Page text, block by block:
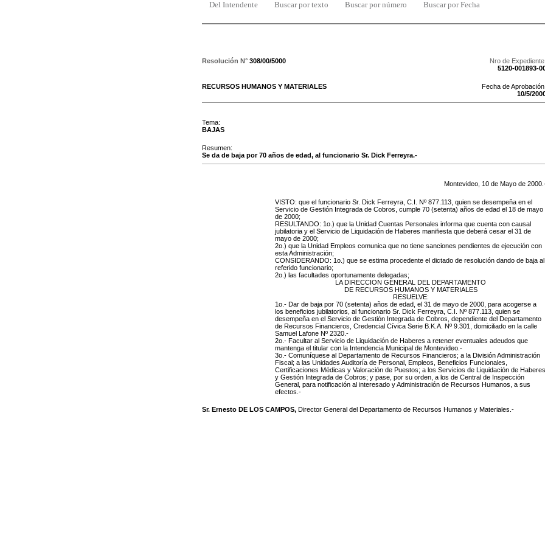
Del Intendente Buscar por texto Buscar por número Buscar por Fecha
Resolución N° 308/00/5000
Nro de
5120-001893-
RECURSOS HUMANOS Y MATERIALES
Fecha de
10/5/
Tema:
BAJAS
Resumen:
Se da de baja por 70 años de edad, al funcionario Sr. Dick Ferreyra.-
Montevideo, 10 de Mayo de 2000
VISTO: que el funcionario Sr. Dick Ferreyra, C.I. Nº 877.113, quien se desempeña en el
Servicio de Gestión Integrada de Cobros, cumple 70 (setenta) años de edad el 18 de mayo
de 2000;
RESULTANDO: 1o.) que la Unidad Cuentas Personales informa que cuenta con causal
jubilatoria y el Servicio de Liquidación de Haberes manifiesta que deberá cesar el 31 de
mayo de 2000;
2o.) que la Unidad Empleos comunica que no tiene sanciones pendientes de ejecución con
esta Administración;
CONSIDERANDO: 1o.) que se estima procedente el dictado de resolución dando de baja al
referido funcionario;
2o.) las facultades oportunamente delegadas;
LA DIRECCION GENERAL DEL DEPARTAMENTO
DE RECURSOS HUMANOS Y MATERIALES
RESUELVE:
1o.- Dar de baja por 70 (setenta) años de edad, el 31 de mayo de 2000, para acogerse a
los beneficios jubilatorios, al funcionario Sr. Dick Ferreyra, C.I. Nº 877.113, quien se
desempeña en el Servicio de Gestión Integrada de Cobros, dependiente del Departamento
de Recursos Financieros, Credencial Cívica Serie B.K.A. Nº 9.301, domiciliado en la calle
Samuel Lafone Nº 2320.-
2o.- Facultar al Servicio de Liquidación de Haberes a retener eventuales adeudos que
mantenga el titular con la Intendencia Municipal de Montevideo.-
3o.- Comuníquese al Departamento de Recursos Financieros; a la División Administración
Fiscal; a las Unidades Auditoría de Personal, Empleos, Beneficios Funcionales,
Certificaciones Médicas y Valoración de Puestos; a los Servicios de Liquidación de Haberes
y Gestión Integrada de Cobros; y pase, por su orden, a los de Central de Inspección
General, para notificación al interesado y Administración de Recursos Humanos, a sus
efectos.-
Sr. Ernesto DE LOS CAMPOS, Director General del Departamento de Recursos Humanos y Materiales.-